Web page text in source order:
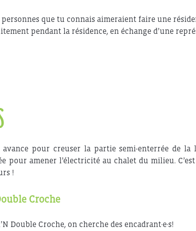
personnes que tu connais aimeraient faire une
pendant la résidence, en échange d’une
pour creuser la partie semi-enterrée de
pour amener l’électricité au chalet du milieu.
!
Croche
Double Croche, on cherche des encadrant·e·s!